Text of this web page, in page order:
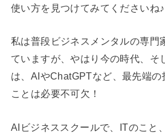
使い方を見つけてみてくださいね♪
私は普段ビジネスメンタルの専門
ていますが、やはり今の時代、そ
は、AIやChatGPTなど、最先端の
ことは必要不可欠！
AIビジネススクールで、ITのこと